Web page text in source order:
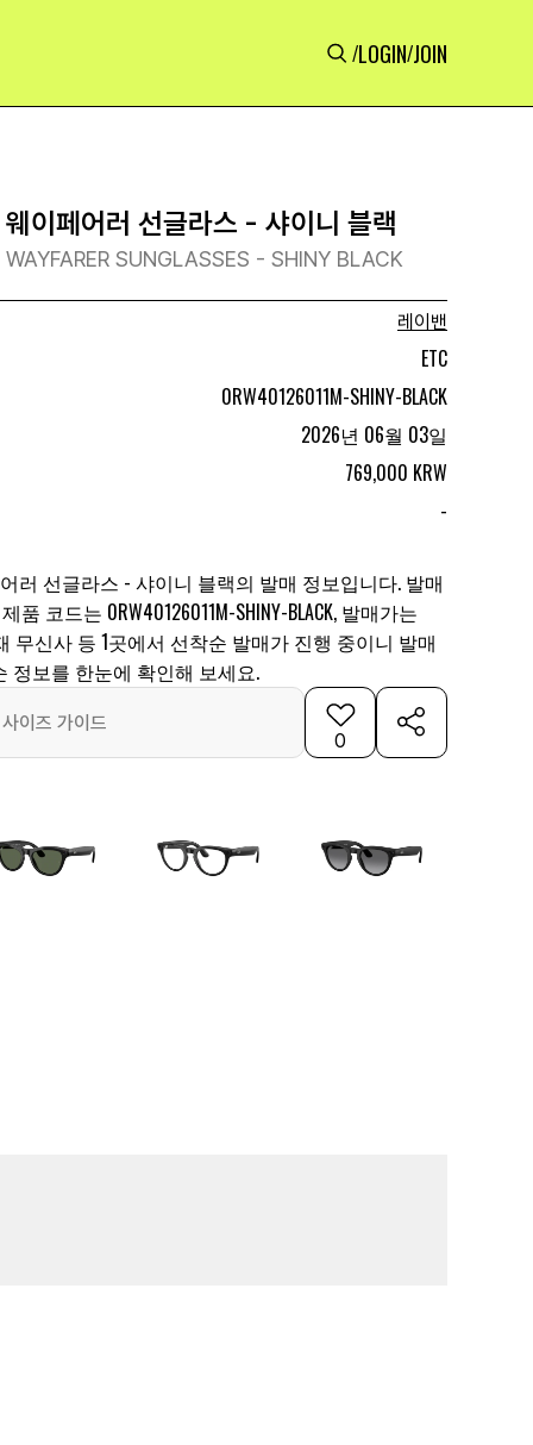
/LOGIN/JOIN
이페어러 선글라스 - 샤이니 블랙
SUNGLASSES - SHINY BLACK
레이밴
ETC
0RW40126011M-SHINY-BLACK
2026년 06월 03일
769,000 KRW
-
러 선글라스 - 샤이니 블랙의 발매 정보입니다. 발매
코드는 0RW40126011M-SHINY-BLACK, 발매가는
무신사 등 1곳에서 선착순 발매가 진행 중이니 발매
정보를 한눈에 확인해 보세요.
사이즈 가이드
0